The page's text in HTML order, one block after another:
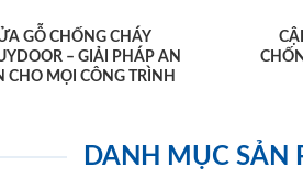
GỖ CHỐNG CHÁY
– GIẢI PHÁP AN
CHO MỌI CÔNG TRÌNH
DANH MỤC SẢN